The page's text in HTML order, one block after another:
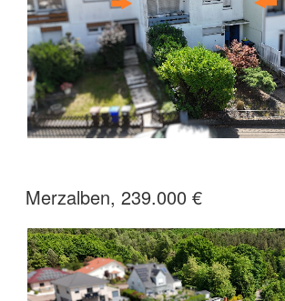
Merzalben, 239.000 €